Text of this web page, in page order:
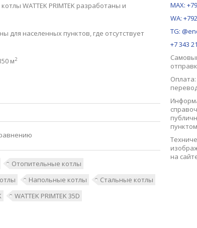
WATTEK PRIMTEK разработаны и
для населенных пунктов, где отсутствует
м2
Отопительные котлы
Напольные котлы
Стальные котлы
WATTEK PRIMTEK 35D
MAX:
WA:
TG:
+7 343
на